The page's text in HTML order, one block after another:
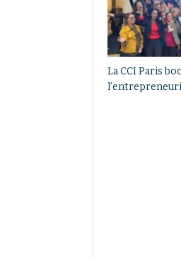
La CCI Paris